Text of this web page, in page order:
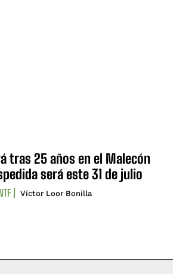
tras 25 años en el Malecón
será este 31 de julio
Víctor Loor Bonilla